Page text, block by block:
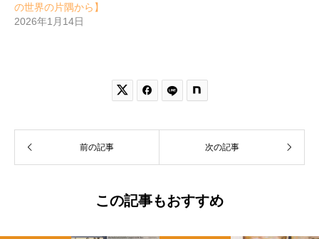
の世界の片隅から】
2026年1月14日
 
前の記事 次の記事
この記事もおすすめ